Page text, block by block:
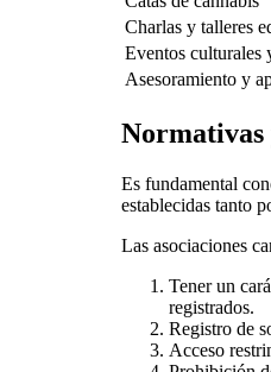
Charlas y talleres
Eventos culturales
Asesoramiento y
Normativas
Es fundamental
establecidas tanto
Las asociaciones
Tener un
registrados.
Registro de
Acceso